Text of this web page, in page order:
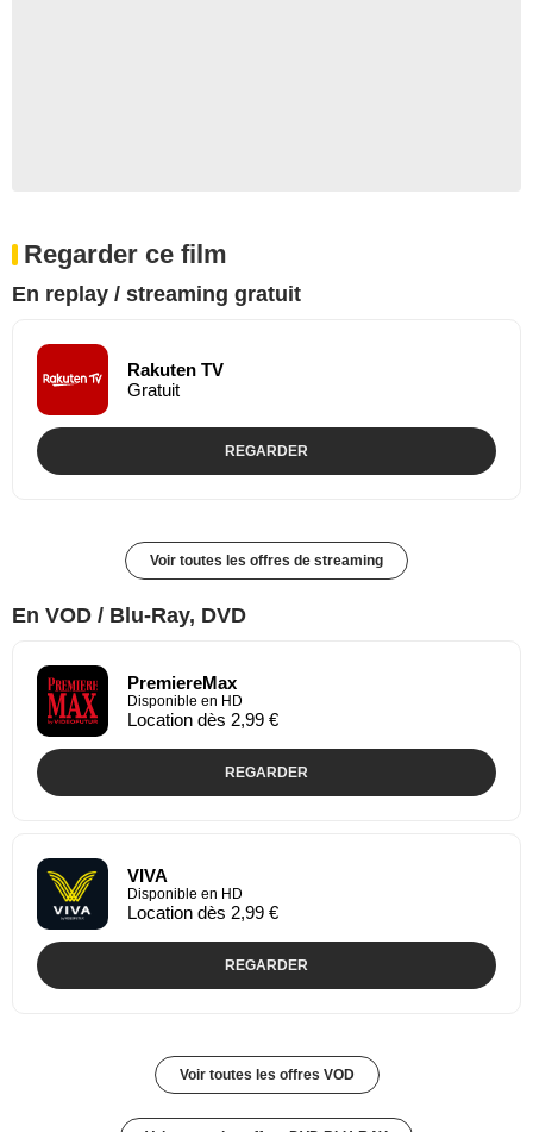
Regarder ce film
En replay / streaming gratuit
Rakuten TV
Gratuit
REGARDER
Voir toutes les offres de streaming
En VOD / Blu-Ray, DVD
PremiereMax
Disponible en HD
Location dès 2,99 €
REGARDER
VIVA
Disponible en HD
Location dès 2,99 €
REGARDER
Voir toutes les offres VOD